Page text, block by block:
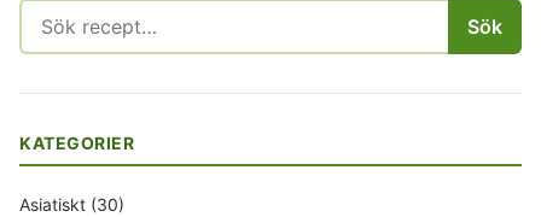
Sök
efter:
Sök
KATEGORIER
Asiatiskt (30)